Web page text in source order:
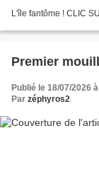
L'île fantôme ! CLIC
Premier
Publié le 18/07/2026
Par zéphyros2